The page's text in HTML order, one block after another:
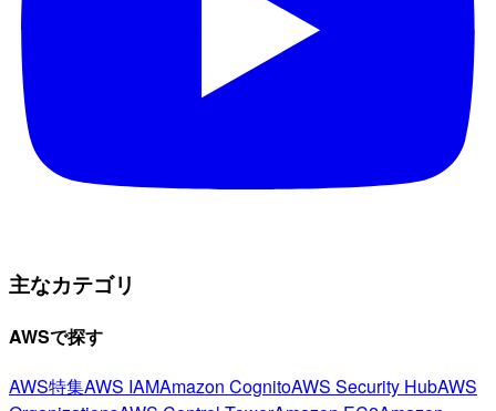
主なカテゴリ
AWSで探す
AWS特集AWS IAMAmazon CognitoAWS Security HubAWS